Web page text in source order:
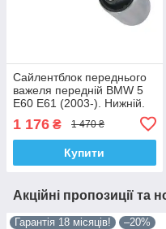
Сайлентблок переднього
важеля передній BMW 5
E60 E61 (2003-). Нижній.
Німеччина! 37807 ,
JBU645 , VKDS338500
1 176 ₴ 1 470 ₴
Купити
Акційні пропозиції та
Гарантія 18 місяців!
–20%